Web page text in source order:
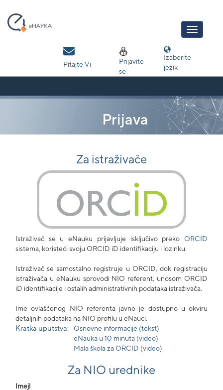
navigation
Pitajte Vi
Prijavite
se
Izaberite
jezik
Prijava
Za istraživače
Istraživač se u eNauku prijavljuje isključivo preko ORCID
sistema, koristeći svoju ORCID iD identifikaciju i lozinku.
Istraživač se samostalno registruje u ORCID, dok registraciju
istraživača u eNauku sprovodi NIO referent, unosom ORCID
iD identifikacije i ostalih administrativnih podataka istraživača.
Ime ovlašćenog NIO referenta javno je dostupno u okviru
detaljnih podataka na NIO profilu u eNauci.
Kratka uputstva:
Osnovne informacije (tekst)
eNauka u 10 minuta (video)
Mala škola za ORCID (video)
Za NIO urednike
Imejl